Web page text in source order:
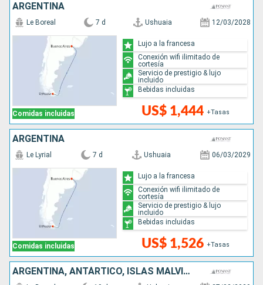
ARGENTINA
Comidas incluidas
Le Boreal 7 d Ushuaia 12/03/2028
US$ 1,444 +Tasas
Lujo a la francesa
Conexión wifi ilimitado de
cortesía
Servicio de prestigio & lujo
incluido
Bebidas incluidas
ARGENTINA
Comidas incluidas
Le Lyrial 7 d Ushuaia 06/03/2029
US$ 1,526 +Tasas
Lujo a la francesa
Conexión wifi ilimitado de
cortesía
Servicio de prestigio & lujo
incluido
Bebidas incluidas
ARGENTINA, ANTÁRTICO, ISLAS MALVINAS, REINO UNIDO